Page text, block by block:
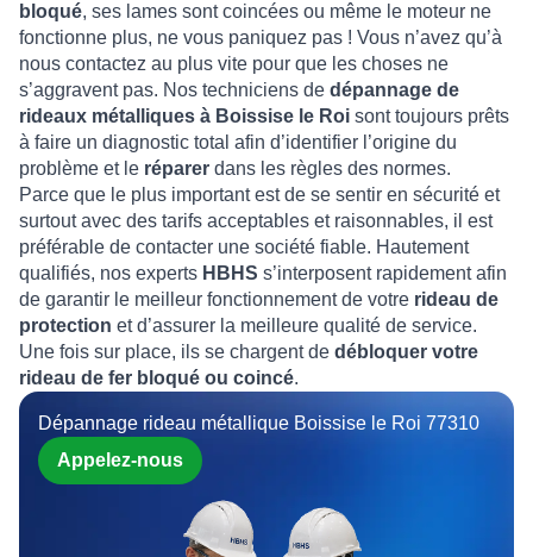
bloqué, ses lames sont coincées ou même le moteur ne
fonctionne plus, ne vous paniquez pas ! Vous n’avez qu’à
nous contactez au plus vite pour que les choses ne
s’aggravent pas. Nos techniciens de dépannage de
rideaux métalliques à Boissise le Roi sont toujours prêts
à faire un diagnostic total afin d’identifier l’origine du
problème et le réparer dans les règles des normes.
Parce que le plus important est de se sentir en sécurité et
surtout avec des tarifs acceptables et raisonnables, il est
préférable de contacter une société fiable. Hautement
qualifiés, nos experts HBHS s’interposent rapidement afin
de garantir le meilleur fonctionnement de votre rideau de
protection et d’assurer la meilleure qualité de service.
Une fois sur place, ils se chargent de débloquer votre
rideau de fer bloqué ou coincé.
Dépannage rideau métallique Boissise le Roi 77310
Appelez-nous